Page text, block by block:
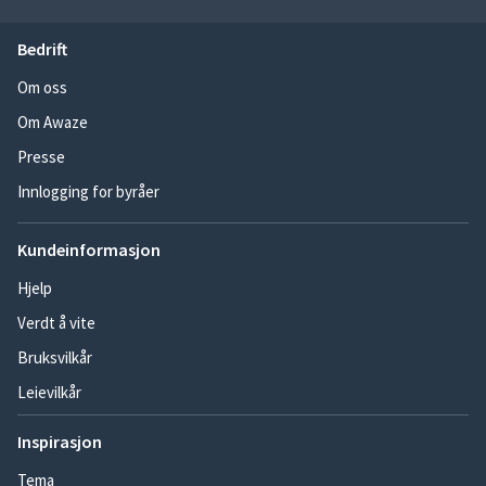
Bedrift
Om oss
Om Awaze
Presse
Innlogging for byråer
Kundeinformasjon
Hjelp
Verdt å vite
Bruksvilkår
Leievilkår
Inspirasjon
Tema